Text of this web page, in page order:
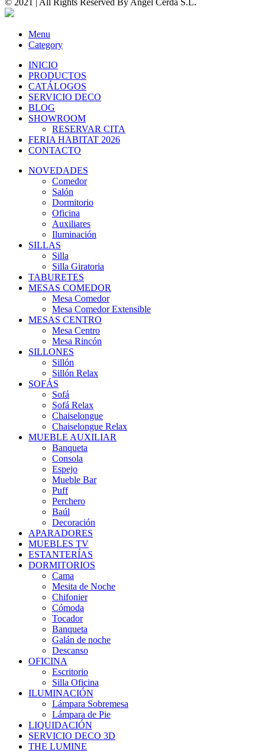
Menu
Category
INICIO
PRODUCTOS
CATÁLOGOS
SERVICIO DECO
BLOG
SHOWROOM
RESERVAR CITA
FERIA HABITAT 2026
CONTACTO
NOVEDADES
Comedor
Salón
Dormitorio
Oficina
Auxiliares
Iluminación
SILLAS
Silla
Silla Giratoria
TABURETES
MESAS COMEDOR
Mesa Comedor
Mesa Comedor Extensible
MESAS CENTRO
Mesa Centro
Mesa Rincón
SILLONES
Sillón
Sillón Relax
SOFÁS
Sofá
Sofá Relax
Chaiselongue
Chaiselongue Relax
MUEBLE AUXILIAR
Banqueta
Consola
Espejo
Mueble Bar
Puff
Perchero
Baúl
Decoración
APARADORES
MUEBLES TV
ESTANTERÍAS
DORMITORIOS
Cama
Mesita de Noche
Chifonier
Cómoda
Tocador
Banqueta
Galán de noche
Descanso
OFICINA
Escritorio
Silla Oficina
ILUMINACIÓN
Lámpara Sobremesa
Lámpara de Pie
LIQUIDACIÓN
SERVICIO DECO 3D
THE LUMINE